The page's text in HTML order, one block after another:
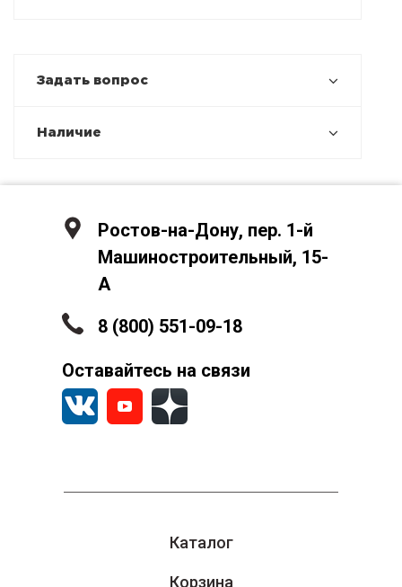
Задать вопрос
Наличие
Каталог
Корзина
Ростов-на-Дону, пер. 1-й
Машиностроительный, 15-
А
8 (800) 551-09-18
Оставайтесь на связи